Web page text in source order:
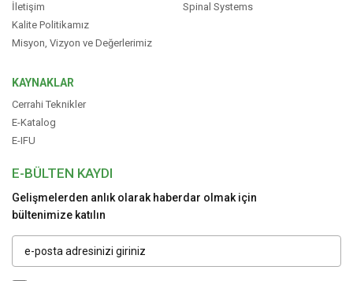
İletişim
Kalite Politikamız
Misyon, Vizyon ve Değerlerimiz
Spinal Systems
KAYNAKLAR
Cerrahi Teknikler
E-Katalog
E-IFU
E-BÜLTEN KAYDI
Gelişmelerden anlık olarak haberdar olmak için
bültenimize katılın